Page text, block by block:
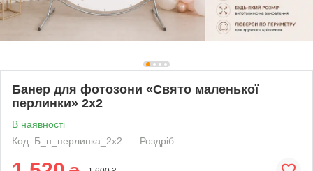
Банер для фотозони «Свято маленької
перлинки» 2х2
В наявності
Код: Б_н_перлинка_2х2
Роздріб